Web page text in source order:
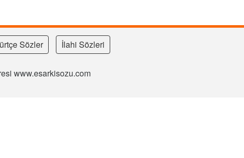
Sözler İlahi Sözleri
www.esarkisozu.com